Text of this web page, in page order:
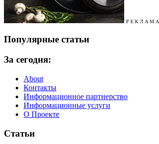
Р Е К Л А М А
Популярные статьи
За сегодня:
About
Контакты
Информационное партнерство
Информационные услуги
О Проекте
Статьи